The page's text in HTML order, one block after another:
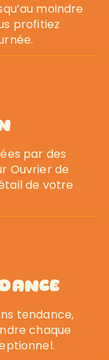
moindre
profitiez
par des
Ouvrier de
de votre
tendance,
chaque